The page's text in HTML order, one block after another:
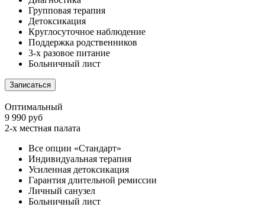
Групповая терапия
Детоксикация
Круглосуточное наблюдение
Поддержка родственников
3-х разовое питание
Больничный лист
Записаться
Оптимальный
9 990 руб
2-х местная палата
Все опции «Стандарт»
Индивидуальная терапия
Усиленная детоксикация
Гарантия длительной ремиссии
Личный санузел
Больничный лист